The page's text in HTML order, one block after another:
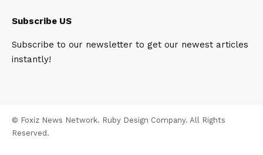
Subscribe US
Subscribe to our newsletter to get our newest articles
instantly!
© Foxiz News Network. Ruby Design Company. All Rights
Reserved.